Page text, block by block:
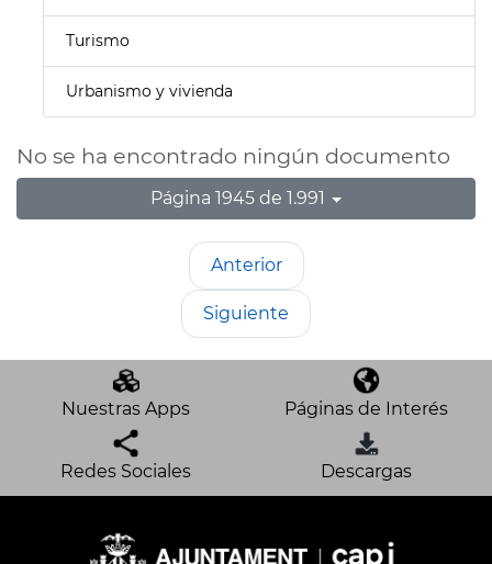
Turismo
Urbanismo y vivienda
No se ha encontrado ningún documento
Página 1945 de 1.991
Anterior
Siguiente
Nuestras Apps Páginas de Interés
Redes Sociales Descargas